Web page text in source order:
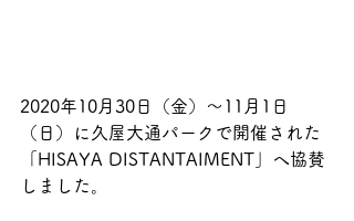
2020年10月30日（金）～11月1日
（日）に久屋大通パークで開催された
「HISAYA DISTANTAIMENT」へ協賛
しました。